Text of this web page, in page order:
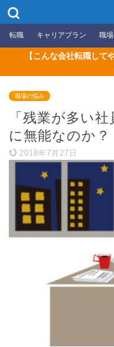
転職 キャリアプラン 職
【こんな会社転職して
職場の悩み
「残業が多い
に無能なのか？
2018年7月27日